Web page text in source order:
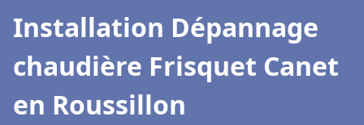
Installation Dépannage
chaudière Frisquet Canet
en Roussillon